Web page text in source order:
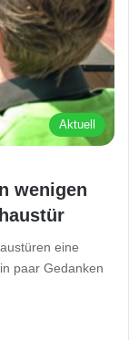
Aktuell
wenigen
eine
paar Gedanken